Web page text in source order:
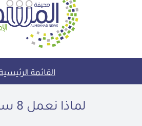
القائمة
لماذا نعمل 8 ساعات؟